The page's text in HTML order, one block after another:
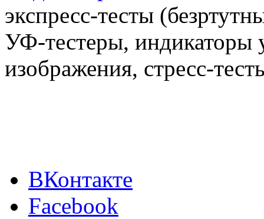
экспресс-тесты
УФ-тестеры, индикаторы
изображения, стресс-
ВКонтакте
Facebook